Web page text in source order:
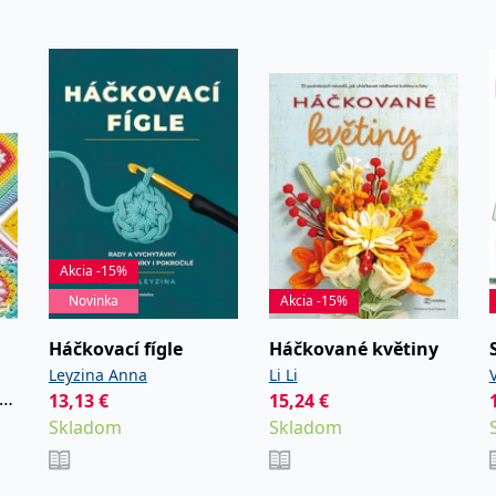
Akcia -15%
Novinka
Háčkovací fígle
Leyzina Anna
13,13€
Skladom
Akcia -15%
Háčkované květiny
Li Li
15,24€
Skladom
používá společnost Bing k určení, jaké reklamy by se měly zobrazovat a které
strany společnosti Microsoft MSN, které zajišťuje správné fungování této webové
je v Microsoftu široce používán jako jedinečný identifikátor uživatele. Lze jej
různými doménami společnosti Microsoft, což umožňuje sledování uživatelů.
nastavuje společnost Doubleclick a provádí informace o tom, jak koncový
před návštěvou uvedeného webu.
poskytuje jednoznačně přiřazené strojově generované ID uživatele a
třetí straně.